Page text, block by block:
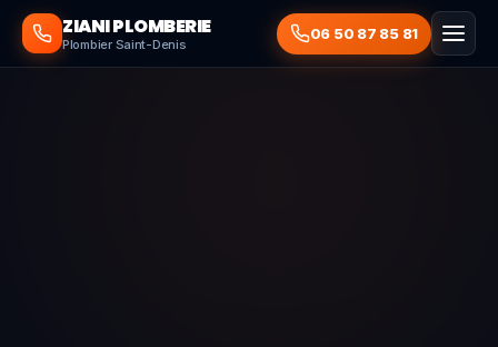
ZIANI PLOMBERIE
Plombier Saint-Denis
06 50 87 85 81